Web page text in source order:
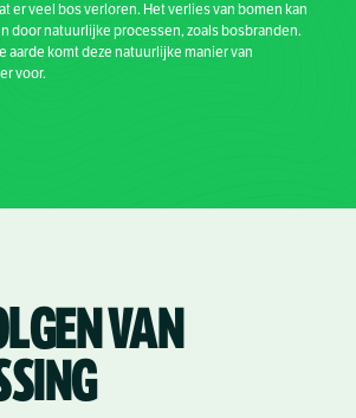
er veel bos verloren. Het verlies van bomen kan
door natuurlijke processen, zoals bosbranden.
aarde komt deze natuurlijke manier van
voor.
VAN